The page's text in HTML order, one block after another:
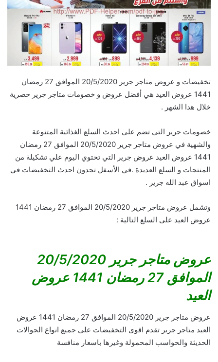
تخفيضات و عروض متاجر جرير 20/5/2020 الموافق 27 رمضان
1441 عروض العيد هي أفضل عروض و خصومات متاجر جرير حصرية
خلال هدا الشهر .
خصومات جرير التي تضم علي احدث السلع الغذائية المتنوعة
والشهية في عروض متاجر جرير 20/5/2020 الموافق 27 رمضان
1441 عروض العيد عروض جرير التي تحتوي اليوم علي تشكيلة من
المنتجات و السلع العديدة .في الأسفل تجدون احدث التخفيضات في
اسواق عبد الله جرير .
وتشمل عروض متاجر جرير 20/5/2020 الموافق 27 رمضان 1441
عروض العيد على السلع التالية :
عروض متاجر جرير 20/5/2020
الموافق 27 رمضان 1441 عروض
العيد
عروض متاجر جرير 20/5/2020 الموافق 27 رمضان 1441 عروض
العيد متاجر جرير تقدم اقوى التخفيضات على جميع انواع الجوالات
الحديثة والحواسب المحمولة وغيرها باسعار منافسة